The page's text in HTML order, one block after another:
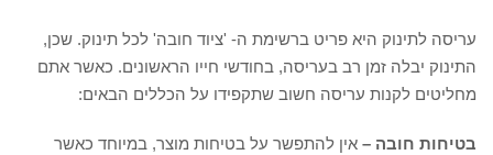
עריסה לתינוק היא פריט ברשימת ה- 'ציוד חובה' לכל תינוק. שכן,
התינוק יבלה זמן רב בעריסה, בחודשי חייו הראשונים. כאשר אתם
מחליטים לקנות עריסה חשוב שתקפידו על הכללים הבאים:
בטיחות חובה – אין להתפשר על בטיחות מוצר, במיוחד כאשר